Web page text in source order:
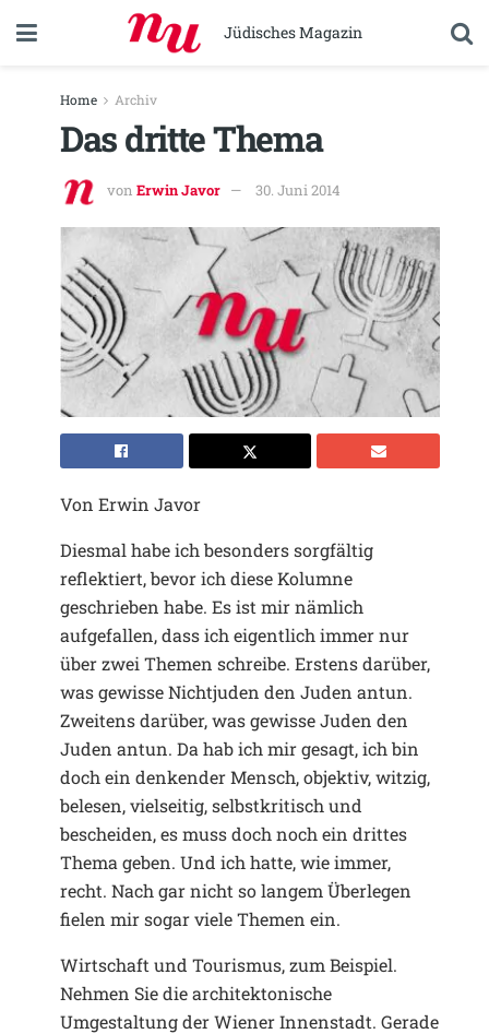
Jüdisches Magazin
Home Archiv
Das dritte Thema
von Erwin Javor 30. Juni 2014
Von Erwin Javor
Diesmal habe ich besonders sorgfältig
reflektiert, bevor ich diese Kolumne
geschrieben habe. Es ist mir nämlich
aufgefallen, dass ich eigentlich immer nur
über zwei Themen schreibe. Erstens darüber,
was gewisse Nichtjuden den Juden antun.
Zweitens darüber, was gewisse Juden den
Juden antun. Da hab ich mir gesagt, ich bin
doch ein denkender Mensch, objektiv, witzig,
belesen, vielseitig, selbstkritisch und
bescheiden, es muss doch noch ein drittes
Thema geben. Und ich hatte, wie immer,
recht. Nach gar nicht so langem Überlegen
fielen mir sogar viele Themen ein.
Wirtschaft und Tourismus, zum Beispiel.
Nehmen Sie die architektonische
Umgestaltung der Wiener Innenstadt. Gerade